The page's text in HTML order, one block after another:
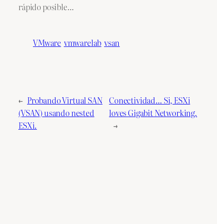
rápido posible…
VMware vmwarelab vsan
← Probando Virtual SAN
(VSAN) usando nested
ESXi.
Conectividad… Si, ESXi
loves Gigabit Networking.
→